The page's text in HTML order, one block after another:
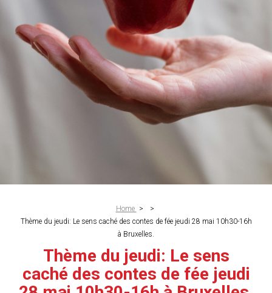
Home >
>
Thème du jeudi: Le sens caché des contes de fée jeudi 28 mai 10h30-16h
à Bruxelles.
Thème du jeudi: Le sens
caché des contes de fée jeudi